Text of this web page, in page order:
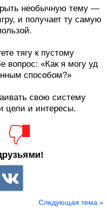
необычную тему —
и получает ту самую
тягу к пустому
вопрос: «Как я могу уд
способом?»
свою систему
цели и интересы.
Следующая тема »